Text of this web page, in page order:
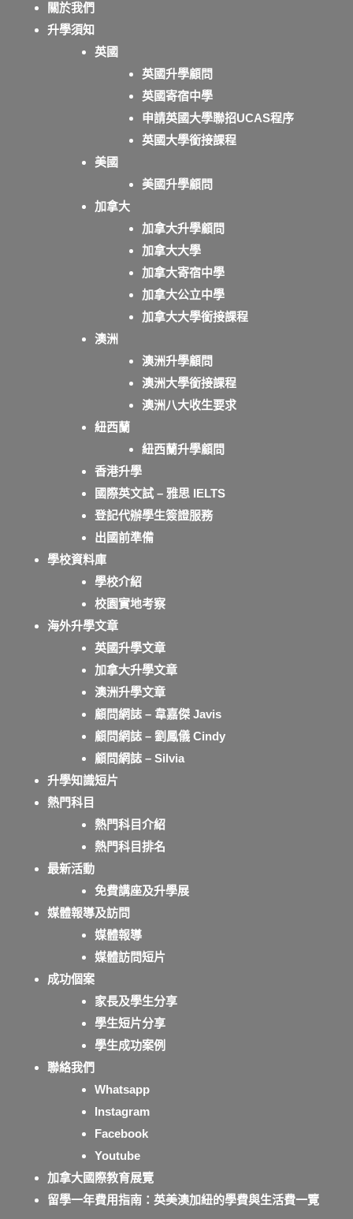
關於我們
升學須知
英國
英國升學顧問
英國寄宿中學
申請英國大學聯招UCAS程序
英國大學銜接課程
美國
美國升學顧問
加拿大
加拿大升學顧問
加拿大大學
加拿大寄宿中學
加拿大公立中學
加拿大大學銜接課程
澳洲
澳洲升學顧問
澳洲大學銜接課程
澳洲八大收生要求
紐西蘭
紐西蘭升學顧問
香港升學
國際英文試 – 雅思 IELTS
登記代辦學生簽證服務
出國前準備
學校資料庫
學校介紹
校園實地考察
海外升學文章
英國升學文章
加拿大升學文章
澳洲升學文章
顧問網誌 – 韋嘉傑 Javis
顧問網誌 – 劉鳳儀 Cindy
顧問網誌 – Silvia
升學知識短片
熱門科目
熱門科目介紹
熱門科目排名
最新活動
免費講座及升學展
媒體報導及訪問
媒體報導
媒體訪問短片
成功個案
家長及學生分享
學生短片分享
學生成功案例
聯絡我們
Whatsapp
Instagram
Facebook
Youtube
加拿大國際教育展覽
留學一年費用指南：英美澳加紐的學費與生活費一覽